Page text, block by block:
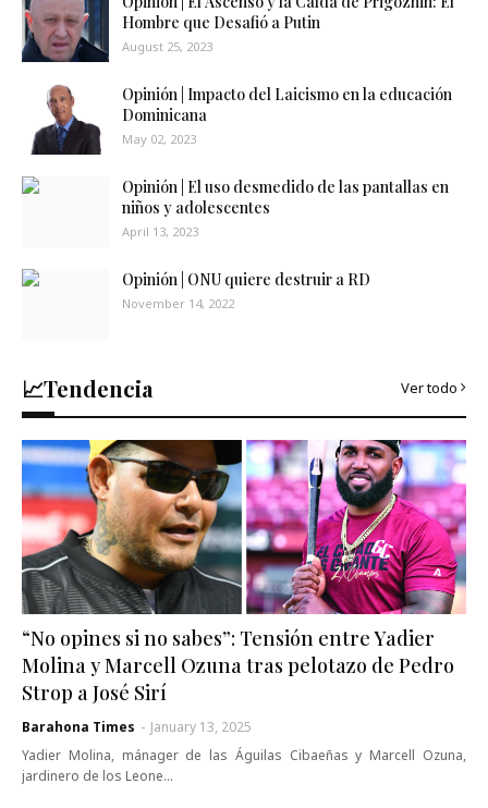
Hombre que Desafió a Putin
August 25, 2023
Opinión | Impacto del Laicismo en la educación
Dominicana
May 02, 2023
Opinión | El uso desmedido de las pantallas en
niños y adolescentes
April 13, 2023
Opinión | ONU quiere destruir a RD
November 14, 2022
📈Tendencia Ver todo
“No opines si no sabes”: Tensión entre Yadier
Molina y Marcell Ozuna tras pelotazo de Pedro
Strop a José Sirí
Barahona Times - January 13, 2025
Yadier Molina, mánager de las Águilas Cibaeñas y Marcell Ozuna,
jardinero de los Leone…